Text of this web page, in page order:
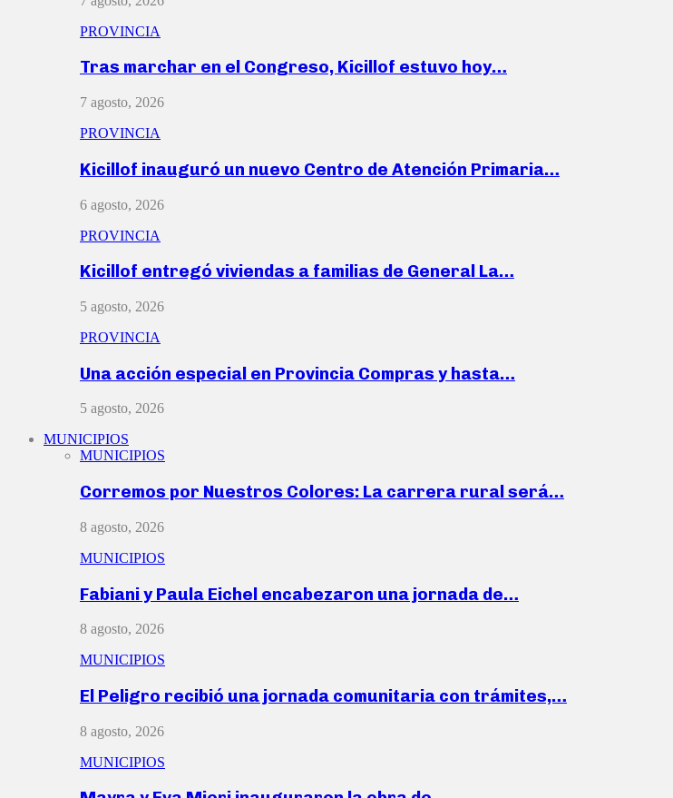
PROVINCIA
Tras marchar en el Congreso, Kicillof estuvo hoy…
7 agosto, 2026
PROVINCIA
Kicillof inauguró un nuevo Centro de Atención Primaria…
6 agosto, 2026
PROVINCIA
Kicillof entregó viviendas a familias de General La…
5 agosto, 2026
PROVINCIA
Una acción especial en Provincia Compras y hasta…
5 agosto, 2026
MUNICIPIOS
MUNICIPIOS
Corremos por Nuestros Colores: La carrera rural será…
8 agosto, 2026
MUNICIPIOS
Fabiani y Paula Eichel encabezaron una jornada de…
8 agosto, 2026
MUNICIPIOS
El Peligro recibió una jornada comunitaria con trámites,…
8 agosto, 2026
MUNICIPIOS